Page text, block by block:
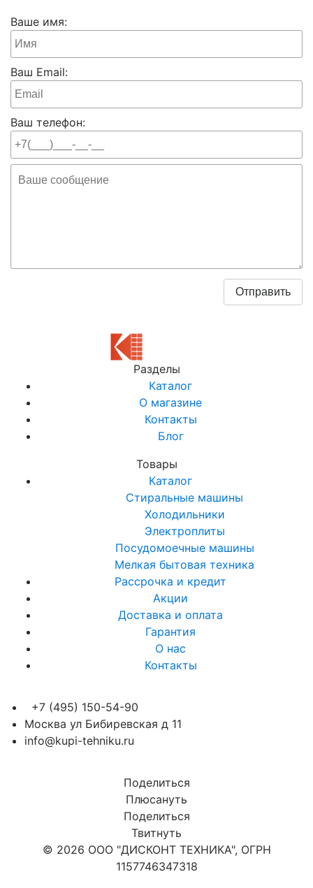
Ваше имя:
Ваш Email:
Ваш телефон:
Разделы
Каталог
О магазине
Контакты
Блог
Товары
Каталог
Стиральные машины
Холодильники
Электроплиты
Посудомоечные машины
Мелкая бытовая техника
Рассрочка и кредит
Акции
Доставка и оплата
Гарантия
О нас
Контакты
+7 (495) 150-54-90
Москва ул Бибиревская д 11
info@kupi-tehniku.ru
Поделиться
Плюсануть
Поделиться
Твитнуть
© 2026 ООО "ДИСКОНТ ТЕХНИКА", ОГРН
1157746347318